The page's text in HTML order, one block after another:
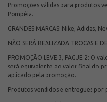
Promoções válidas para produtos
Pompéia.
GRANDES MARCAS: Nike, Adidas,
NÃO SERÁ REALIZADA TROCAS E
PROMOÇÃO LEVE 3, PAGUE 2: O
será equivalente ao valor final do
aplicado pela promoção.
Produtos vendidos e entregues por